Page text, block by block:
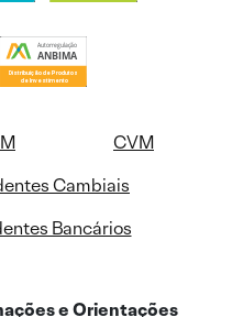
CVM
Cambiais
Bancários
e Orientações